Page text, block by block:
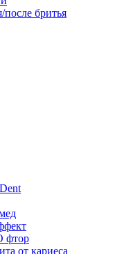
бритья
фтор
от кариеса